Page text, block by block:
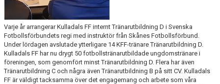
BILDGALLERI
MATCHER
INBETALNING
PROFILKLÄDER
Varje år arrangerar Kulladals FF internt Tränarutbildning D i Svenska
Fotbollsförbundets regi med instruktör från Skånes Fotbollsförbund.
Under lördagen avslutade ytterligare 14 KFF-tränare Tränarutbildning D.
Kulladals FF har nu drygt 50 fotbollstränarutbildade ungdomstränare i
föreningen, som genomfört minst Tränarutbildning D. Flera har även
Tränarutbildning C och några även Tränarutbildning B på sitt CV. Kulladals
FF är väldigt tacksamma över det engagemang och arbete som våra